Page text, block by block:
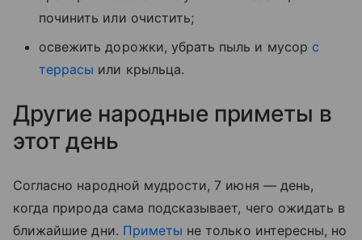
починить или очистить;
освежить дорожки, убрать пыль и мусор с
террасы или крыльца.
Другие народные приметы в
этот день
Согласно народной мудрости, 7 июня — день,
когда природа сама подсказывает, чего ожидать в
ближайшие дни. Приметы не только интересны, но